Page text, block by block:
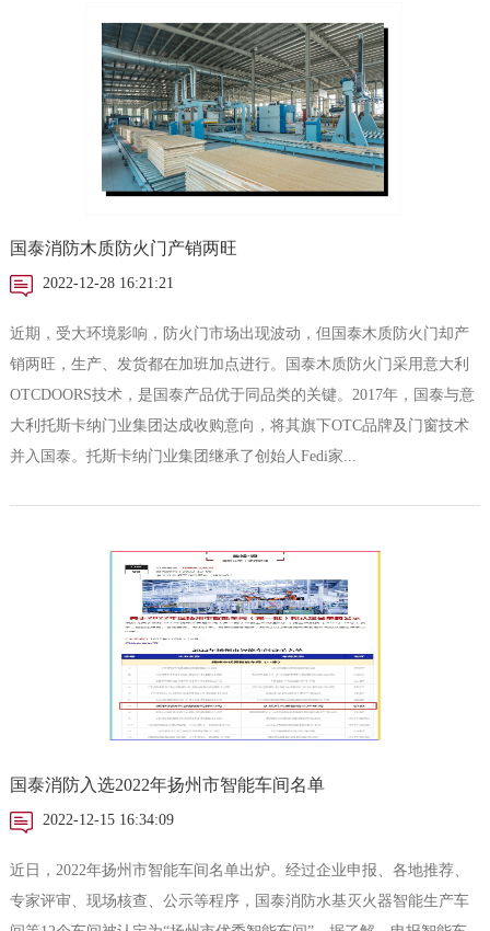
国泰消防木质防火门产销两旺
2022-12-28 16:21:21
近期，受大环境影响，防火门市场出现波动，但国泰木质防火门却产
销两旺，生产、发货都在加班加点进行。国泰木质防火门采用意大利
OTCDOORS技术，是国泰产品优于同品类的关键。2017年，国泰与意
大利托斯卡纳门业集团达成收购意向，将其旗下OTC品牌及门窗技术
并入国泰。托斯卡纳门业集团继承了创始人Fedi家...
国泰消防入选2022年扬州市智能车间名单
2022-12-15 16:34:09
近日，2022年扬州市智能车间名单出炉。经过企业申报、各地推荐、
专家评审、现场核查、公示等程序，国泰消防水基灭火器智能生产车